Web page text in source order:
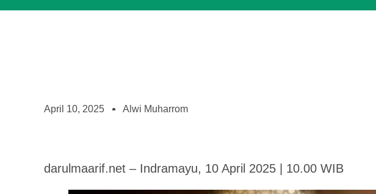
April 10, 2025 Alwi Muharrom
darulmaarif.net – Indramayu, 10 April 2025 | 10.00 WIB